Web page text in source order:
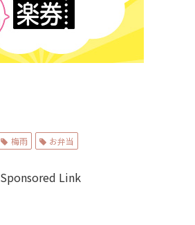
梅雨 お弁当
Sponsored Link